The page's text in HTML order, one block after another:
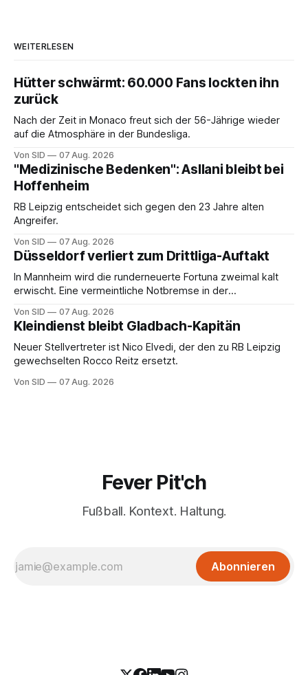
WEITERLESEN
Hütter schwärmt: 60.000 Fans lockten ihn
zurück
Nach der Zeit in Monaco freut sich der 56-Jährige wieder
auf die Atmosphäre in der Bundesliga.
Von SID 07 Aug. 2026
"Medizinische Bedenken": Asllani bleibt bei
Hoffenheim
RB Leipzig entscheidet sich gegen den 23 Jahre alten
Angreifer.
Von SID 07 Aug. 2026
Düsseldorf verliert zum Drittliga-Auftakt
In Mannheim wird die runderneuerte Fortuna zweimal kalt
erwischt. Eine vermeintliche Notbremse in der
Von SID 07 Aug. 2026
Kleindienst bleibt Gladbach-Kapitän
Neuer Stellvertreter ist Nico Elvedi, der den zu RB Leipzig
gewechselten Rocco Reitz ersetzt.
Von SID 07 Aug. 2026
Fever Pit'ch
Fußball. Kontext. Haltung.
Abonnieren